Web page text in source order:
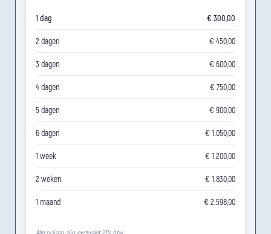
1 dag € 300,00
2 dagen € 450,00
3 dagen € 600,00
4 dagen € 750,00
5 dagen € 900,00
6 dagen € 1.050,00
1 week € 1.200,00
2 weken € 1.830,00
1 maand € 2.598,00
Alle prijzen zijn exclusief 21% btw.